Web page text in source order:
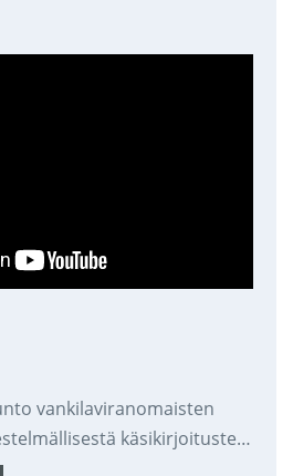
vankilaviranomaisten
käsikirjoitusten